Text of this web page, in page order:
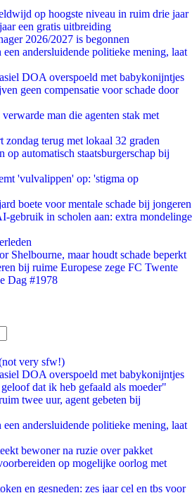
op hoogste niveau in ruim drie jaar
een gratis uitbreiding
2026/2027 is begonnen
een andersluidende politieke mening, laat
DOA overspoeld met babykonijntjes
geen compensatie voor schade door
man die agenten stak met
zondag terug met lokaal 32 graden
op automatisch staatsburgerschap bij
'vulvalippen' op: 'stigma op
boete voor mentale schade bij jongeren
gebruik in scholen aan: extra mondelinge
Shelbourne, maar houdt schade beperkt
bij ruime Europese zege FC Twente
Dag #1978
very sfw!)
DOA overspoeld met babykonijntjes
dat ik heb gefaald als moeder"
twee uur, agent gebeten bij
een andersluidende politieke mening, laat
bewoner na ruzie over pakket
op mogelijke oorlog met
en gesneden: zes jaar cel en tbs voor